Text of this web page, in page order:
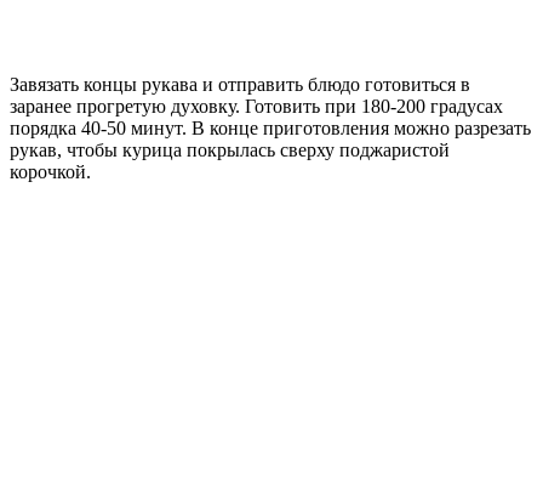
Завязать концы рукава и отправить блюдо готовиться в
заранее прогретую духовку. Готовить при 180-200 градусах
порядка 40-50 минут. В конце приготовления можно разрезать
рукав, чтобы курица покрылась сверху поджаристой
корочкой.